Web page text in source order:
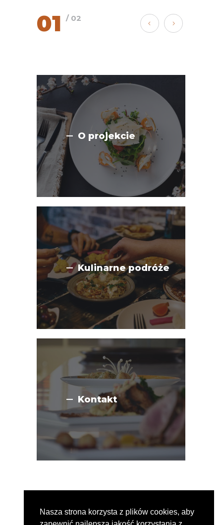
01 / 02
O projekcie
Kulinarne podróże
Kontakt
2026© Amtuitam
Nasza strona korzysta z plików cookies, aby